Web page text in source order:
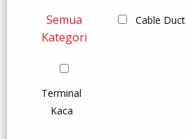
Semua
Kategori
Cable Duct
Terminal
Kaca